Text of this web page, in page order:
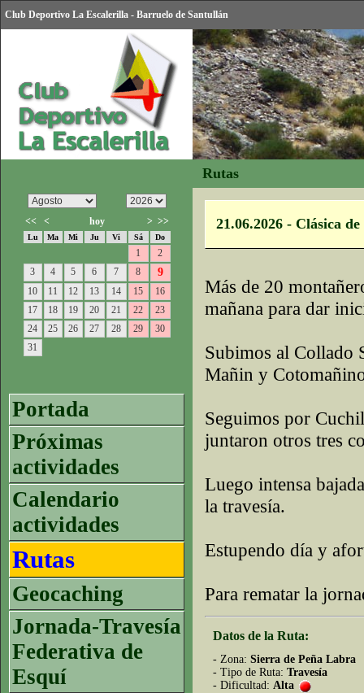
Club Deportivo La Escalerilla - Barruelo de Santullán
Rutas
<< < hoy > >>
Lu Ma Mi Ju Vi Sá Do
1
2
3
4 5 6 7 8 9
10 11 12 13 14 15
16
17
18 19 20 21 22
23
24
25 26 27 28 29
30
31
Portada
Próximas
actividades
Calendario
actividades
Rutas
Geocaching
Jornada-Travesía
Federativa de
Esquí
21.06.2026 - Clásica
Más de 20
mañana para dar
Subimos al Collado
Mañin y
Seguimos por
juntaron otros tres
Luego intensa
la travesía.
Estupendo día y
Para rematar la
Datos de la Ruta:
- Zona: Sierra de Peña Labra
- Tipo de Ruta: Travesía
- Dificultad: Alta